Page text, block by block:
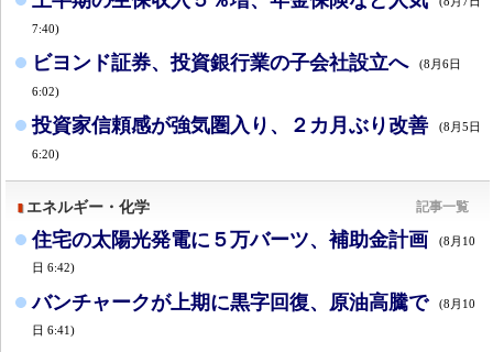
7:40)
ビヨンド証券、投資銀行業の子会社設立へ (8月6日
6:02)
投資家信頼感が強気圏入り、２カ月ぶり改善 (8月5日
6:20)
エネルギー・化学 記事一覧
住宅の太陽光発電に５万バーツ、補助金計画
(8月10
日 6:42)
バンチャークが上期に黒字回復、原油高騰で
(8月10
日 6:41)